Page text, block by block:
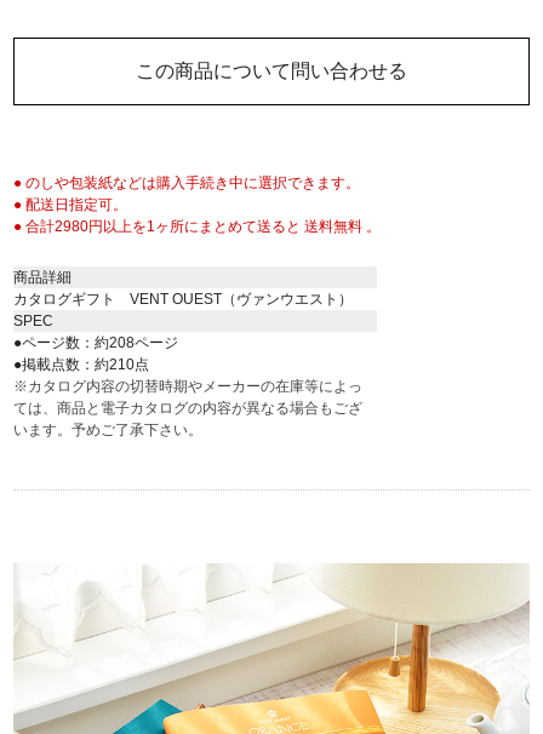
この商品について問い合わせる
● のしや包装紙などは購入手続き中に選択できます。
● 配送日指定可。
● 合計2980円以上を1ヶ所にまとめて送ると 送料無料 。
商品詳細
カタログギフト VENT OUEST（ヴァンウエスト）
SPEC
●ページ数：約208ページ
●掲載点数：約210点
※カタログ内容の切替時期やメーカーの在庫等によっ
ては、商品と電子カタログの内容が異なる場合もござ
います。予めご了承下さい。